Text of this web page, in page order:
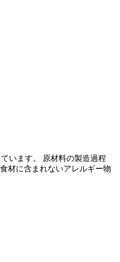
います。 原材料の製造過程
材に含まれないアレルギー物